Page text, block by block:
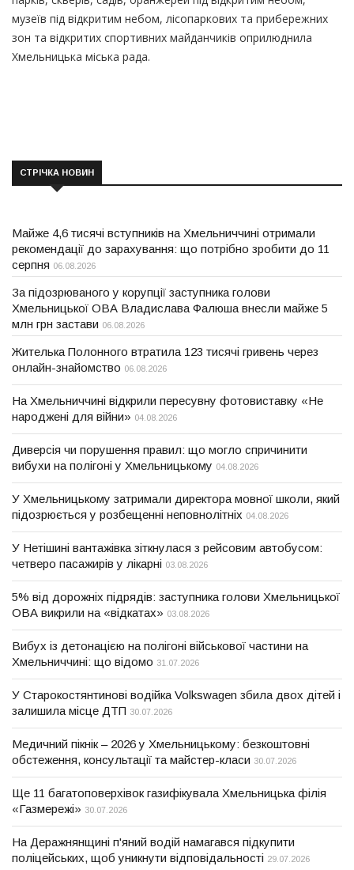
музеїв під відкритим небом, лісопаркових та прибережних
зон та відкритих спортивних майданчиків оприлюднила
Хмельницька міська рада.
СТРІЧКА НОВИН
Майже 4,6 тисячі вступників на Хмельниччині отримали
рекомендації до зарахування: що потрібно зробити до 11
серпня 06.08.2026
За підозрюваного у корупції заступника голови
Хмельницької ОВА Владислава Фалюша внесли майже 5
млн грн застави 06.08.2026
Жителька Полонного втратила 123 тисячі гривень через
онлайн-знайомство 06.08.2026
На Хмельниччині відкрили пересувну фотовиставку «Не
народжені для війни» 04.08.2026
Диверсія чи порушення правил: що могло спричинити
вибухи на полігоні у Хмельницькому 04.08.2026
У Хмельницькому затримали директора мовної школи, який
підозрюється у розбещенні неповнолітніх 04.08.2026
У Нетішині вантажівка зіткнулася з рейсовим автобусом:
четверо пасажирів у лікарні 03.08.2026
5% від дорожніх підрядів: заступника голови Хмельницької
ОВА викрили на «відкатах» 03.08.2026
Вибух із детонацією на полігоні військової частини на
Хмельниччині: що відомо 31.07.2026
У Старокостянтинові водійка Volkswagen збила двох дітей і
залишила місце ДТП 30.07.2026
Медичний пікнік – 2026 у Хмельницькому: безкоштовні
обстеження, консультації та майстер-класи 30.07.2026
Ще 11 багатоповерхівок газифікувала Хмельницька філія
«Газмережі» 30.07.2026
На Деражнянщині п'яний водій намагався підкупити
поліцейських, щоб уникнути відповідальності 29.07.2026